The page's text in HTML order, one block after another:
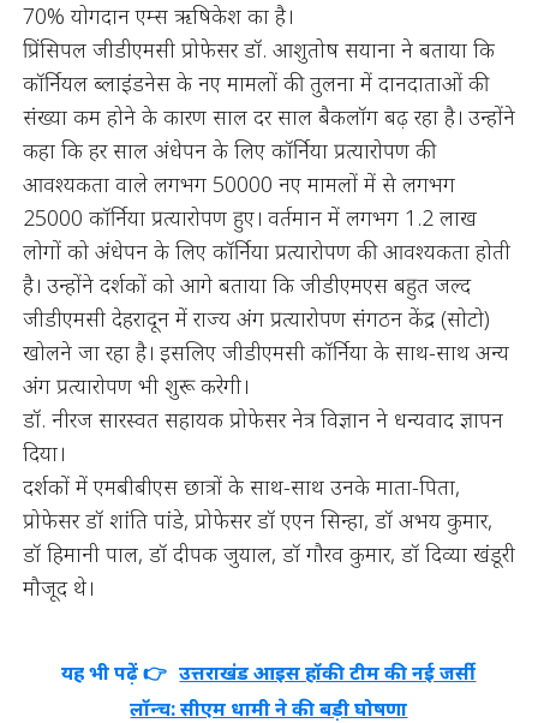
70% योगदान एम्स ऋषिकेश का है।
प्रिंसिपल जीडीएमसी प्रोफेसर डॉ. आशुतोष सयाना ने बताया कि
कॉर्नियल ब्लाइंडनेस के नए मामलों की तुलना में दानदाताओं की
संख्या कम होने के कारण साल दर साल बैकलॉग बढ़ रहा है। उन्होंने
कहा कि हर साल अंधेपन के लिए कॉर्निया प्रत्यारोपण की
आवश्यकता वाले लगभग 50000 नए मामलों में से लगभग
25000 कॉर्निया प्रत्यारोपण हुए। वर्तमान में लगभग 1.2 लाख
लोगों को अंधेपन के लिए कॉर्निया प्रत्यारोपण की आवश्यकता होती
है। उन्होंने दर्शकों को आगे बताया कि जीडीएमएस बहुत जल्द
जीडीएमसी देहरादून में राज्य अंग प्रत्यारोपण संगठन केंद्र (सोटो)
खोलने जा रहा है। इसलिए जीडीएमसी कॉर्निया के साथ-साथ अन्य
अंग प्रत्यारोपण भी शुरू करेगी।
डॉ. नीरज सारस्वत सहायक प्रोफेसर नेत्र विज्ञान ने धन्यवाद ज्ञापन
दिया।
दर्शकों में एमबीबीएस छात्रों के साथ-साथ उनके माता-पिता,
प्रोफेसर डॉ शांति पांडे, प्रोफेसर डॉ एएन सिन्हा, डॉ अभय कुमार,
डॉ हिमानी पाल, डॉ दीपक जुयाल, डॉ गौरव कुमार, डॉ दिव्या खंडूरी
मौजूद थे।
यह भी पढ़ें 👉 उत्तराखंड आइस हॉकी टीम की नई जर्सी
लॉन्च: सीएम धामी ने की बड़ी घोषणा